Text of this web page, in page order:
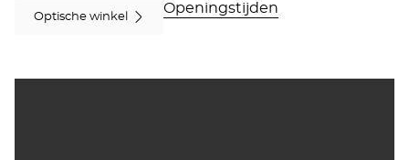
Optische winkel
Openingstijden